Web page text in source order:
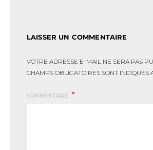
LAISSER UN COMMENTAIRE
VOTRE ADRESSE E-MAIL NE SERA PAS
CHAMPS OBLIGATOIRES SONT INDIQUÉS
COMMENTAIRE